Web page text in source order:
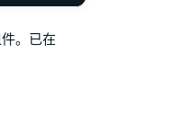
。已在